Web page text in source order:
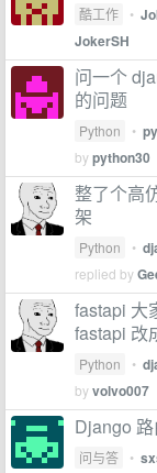
酷工作 •
JokerSH
问一个
的问题
Python •
bypython30
整了个高
架
Python •
replied by
fastapi 大
fastapi 改
Python •
byvolvo007
Django
问与答 •